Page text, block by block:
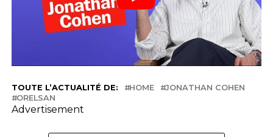
TOUTE L’ACTUALITÉ DE: HOME
JONATHAN COHEN
ORELSAN
Advertisement